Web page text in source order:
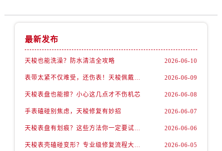
最新发布
天梭也能洗澡？防水清洁全攻略 2026-06-10
表带太紧不仅难受，还伤表！天梭佩戴优化技巧 2026-06-09
天梭表盘也能擦？小心这几点才不伤机芯 2026-06-08
手表磕碰别焦虑，天梭修复有妙招 2026-06-07
天梭表盘有划痕？这些方法你一定要试试！ 2026-06-06
天梭表壳磕碰变形？专业级修复流程大公开 2026-06-05